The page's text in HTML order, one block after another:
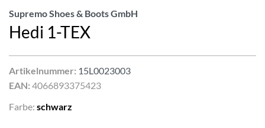
Supremo Shoes & Boots GmbH
Hedi 1-TEX
Artikelnummer: 15L0023003
EAN: 4066893375423
Farbe: schwarz